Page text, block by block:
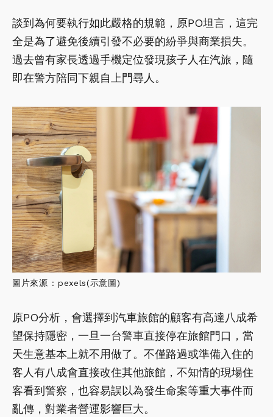
談到為何要執行如此嚴格的規範，原PO坦言，這完
全是為了避免後續引發不必要的紛爭與商業損失。
過去曾有家長透過手機定位發現孩子人在汽旅，隨
即在警方陪同下親自上門尋人。
圖片來源 : pexels(示意圖)
原PO分析，會選擇到汽車旅館的顧客有高達八成希
望保持隱密，一旦一台警車直接停在旅館門口，當
天生意基本上就不用做了。不僅路過或準備入住的
客人有八成會直接改住其他旅館，不知情的現場住
客看到警察，也容易誤以為發生命案等重大事件而
亂傳，對業者營運影響巨大。